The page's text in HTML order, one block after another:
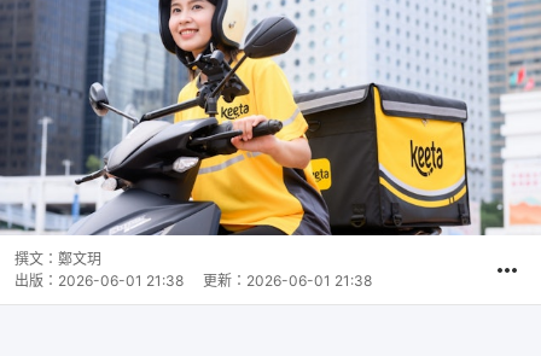
撰文： 鄭文玥
出版： 2026-06-01 21:38 更新： 2026-06-01 21:38